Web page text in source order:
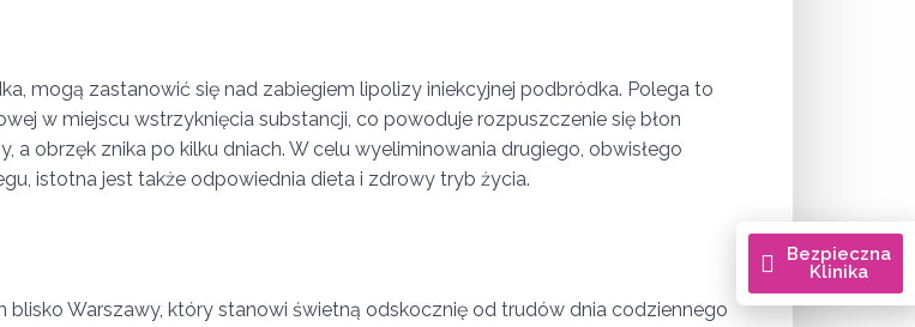
mogą zastanowić się nad zabiegiem lipolizy iniekcyjnej podbródka. Polega to
w miejscu wstrzyknięcia substancji, co powoduje rozpuszczenie się błon
obrzęk znika po kilku dniach. W celu wyeliminowania drugiego, obwisłego
istotna jest także odpowiednia dieta i zdrowy tryb życia.
Warszawy, który stanowi świetną odskocznię od trudów dnia codziennego
Bezpieczna
Klinika